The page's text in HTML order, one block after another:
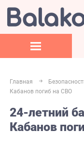
Главная
Кабанов погиб на СВО
24-летний
Кабанов